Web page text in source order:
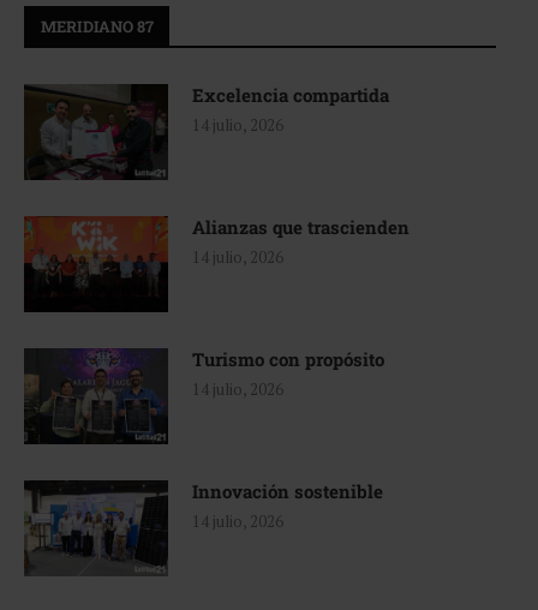
MERIDIANO 87
Excelencia compartida
14 julio, 2026
Alianzas que trascienden
14 julio, 2026
Turismo con propósito
14 julio, 2026
Innovación sostenible
14 julio, 2026